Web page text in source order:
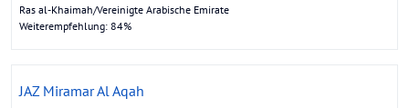
Ras al-Khaimah/Vereinigte Arabische Emirate
Weiterempfehlung: 84%
JAZ Miramar Al Aqah